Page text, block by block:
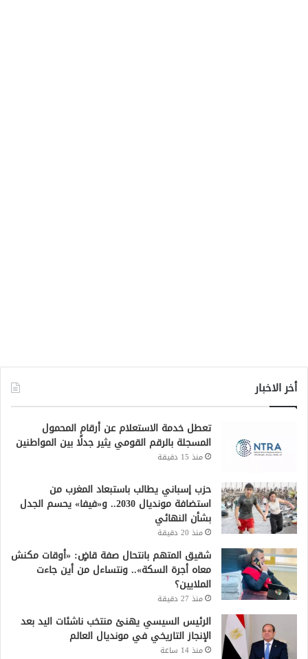
أخر الاخبار
تعطل خدمة الاستعلام عن أرقام المحمول
المسجلة بالرقم القومي يثير جدلًا بين المواطنين
منذ 15 دقيقة
حزب إسباني يطالب باستبعاد المغرب من
استضافة مونديال 2030.. و«فيفا» يحسم الجدل
بشأن النهائي
منذ 20 دقيقة
شقيق المتهم بانتحال صفة قاضٍ: «أوقات مكنش
معاه أجرة السكة».. ونتساءل من أين جاءت
الملايين؟
منذ 27 دقيقة
الرئيس السيسي يهنئ منتخب ناشئات اليد بعد
الإنجاز التاريخي في مونديال العالم
منذ 14 ساعة